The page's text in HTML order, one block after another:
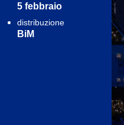
5 febbraio
distribuzione
BiM